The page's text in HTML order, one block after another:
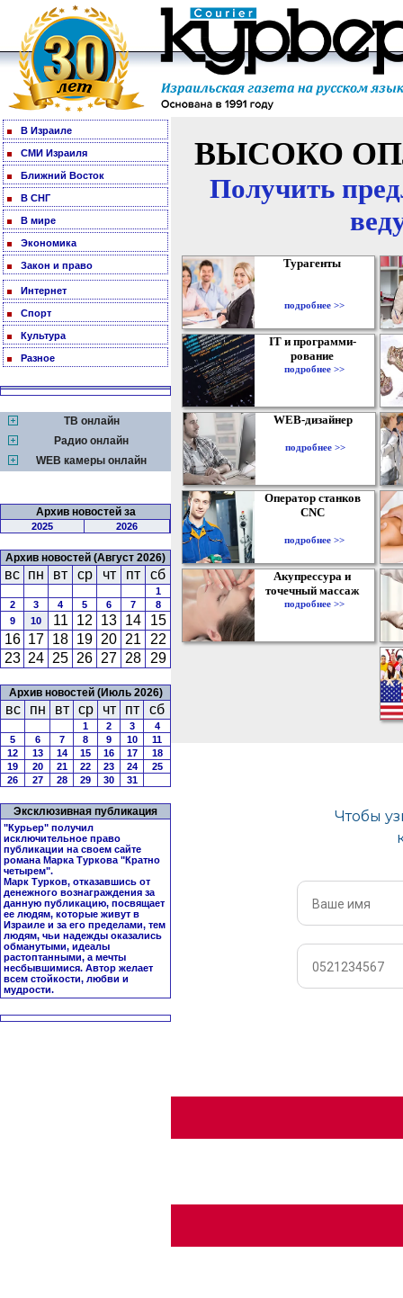
В Израиле
СМИ Израиля
Ближний Восток
В СНГ
В мире
Экономика
Закон и право
Интернет
Спорт
Культура
Разное
ТВ онлайн
Радио онлайн
WEB камеры онлайн
Архив новостей за
2025 2026
Архив новостей (Август 2026)
вс пн вт ср чт пт сб
1
2
3 4 5 6 7
8
9
10 11 12 13 14
15
16 17 18 19 20 21
22
23 24 25 26 27 28 29
Архив новостей (Июль 2026)
вс пн вт ср чт пт сб
1 2 3
4
5
6 7 8 9 10
11
12
13 14 15 16 17
18
19
20 21 22 23 24
25
26
27 28 29 30 31
Эксклюзивная публикация
"Курьер" получил
исключительное право
публикации на своем сайте
романа Марка Туркова "Кратно
четырем".
Марк Турков, отказавшись от
денежного вознаграждения за
данную публикацию, посвящает
ее людям, которые живут в
Израиле и за его пределами, тем
людям, чьи надежды оказались
обманутыми, идеалы
растоптанными, а мечты
несбывшимися. Автор желает
всем стойкости, любви и
мудрости.
ВЫСОКО
Получить
Турагенты
подробнее >>
IT и программи-
рование
подробнее >>
WEB-дизайнер
подробнее >>
Оператор станков
CNC
подробнее >>
Акупрессура и
точечный массаж
подробнее >>